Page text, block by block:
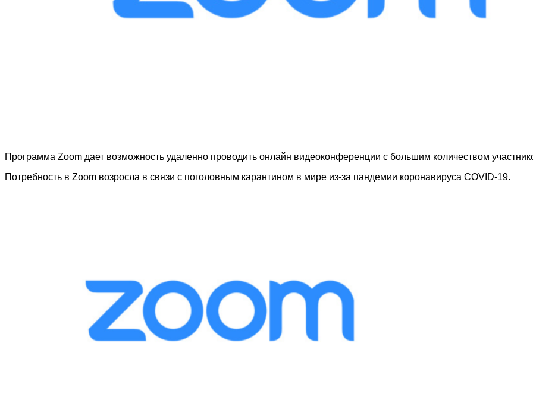
Программа Zoom дает возможность удаленно проводить онлайн видеоконференции с большим количеством
Потребность в Zoom возросла в связи с поголовным карантином в мире из-за пандемии коронавируса COVID-19.